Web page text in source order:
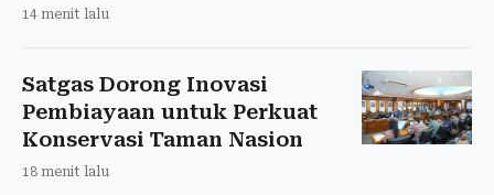
14 menit lalu
Satgas Dorong Inovasi
Pembiayaan untuk Perkuat
Konservasi Taman Nasion
18 menit lalu